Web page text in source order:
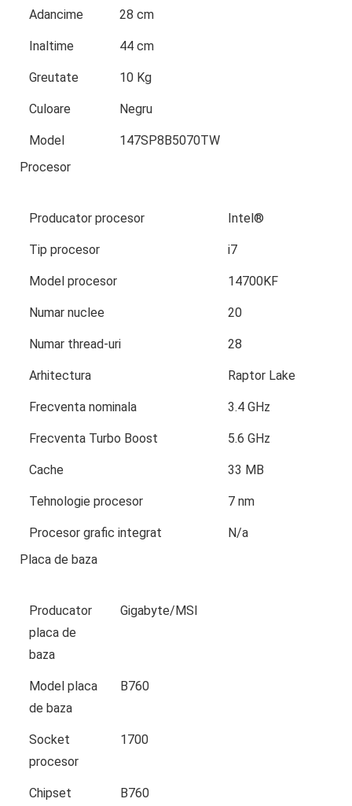
Adancime 28 cm
Inaltime 44 cm
Greutate 10 Kg
Culoare Negru
Model
147SP8B5070TW
Procesor
Producator procesor Intel®
Tip procesor i7
Model procesor 14700KF
Numar nuclee 20
Numar thread-uri 28
Arhitectura Raptor Lake
Frecventa nominala 3.4 GHz
Frecventa Turbo Boost 5.6 GHz
Cache 33 MB
Tehnologie procesor 7 nm
Procesor grafic integrat
N/a
Placa de baza
Producator
placa de
baza
Gigabyte/MSI
Model placa
de baza
B760
Socket
procesor
1700
Chipset B760